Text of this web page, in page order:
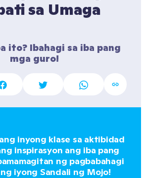
sa Umaga
ito? Ibahagi sa iba pang
mga guro!
inyong klase sa aktibidad
inspirasyon ang iba pang
ng pagbabahagi
iyong Sandali ng Mojo!